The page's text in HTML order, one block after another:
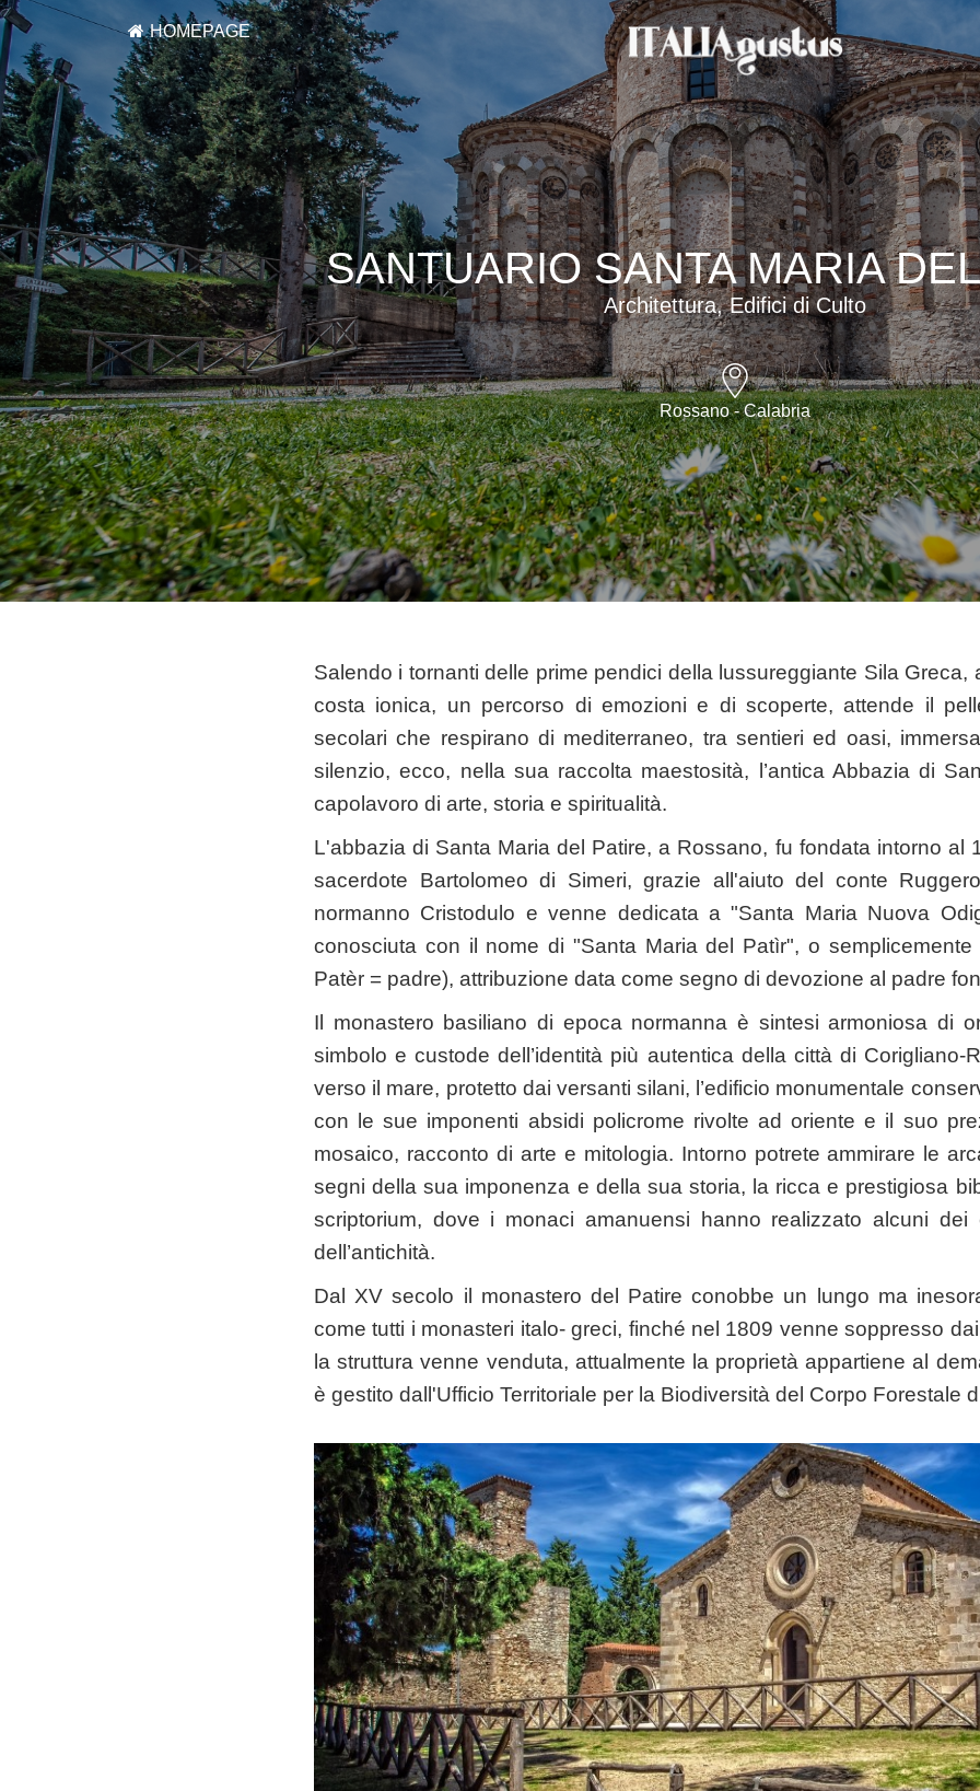
HOMEPAGE
SANTUARIO SANTA MARIA
Architettura, Edifici di Culto
Rossano - Calabria
Salendo i tornanti delle prime pendici della lussureggiante Sila Greca,
costa ionica, un percorso di emozioni e di scoperte, attende il
secolari che respirano di mediterraneo, tra sentieri ed oasi,
silenzio, ecco, nella sua raccolta maestosità, l’antica Abbazia di
capolavoro di arte, storia e spiritualità.
L'abbazia di Santa Maria del Patire, a Rossano, fu fondata intorno al
sacerdote Bartolomeo di Simeri, grazie all'aiuto del conte
normanno Cristodulo e venne dedicata a "Santa Maria Nuova
conosciuta con il nome di "Santa Maria del Patìr", o semplicemente
Patèr = padre), attribuzione data come segno di devozione al padre
Il monastero basiliano di epoca normanna è sintesi armoniosa di
simbolo e custode dell’identità più autentica della città di Corigliano-
verso il mare, protetto dai versanti silani, l’edificio monumentale
con le sue imponenti absidi policrome rivolte ad oriente e il suo
mosaico, racconto di arte e mitologia. Intorno potrete ammirare le
segni della sua imponenza e della sua storia, la ricca e prestigiosa
scriptorium, dove i monaci amanuensi hanno realizzato alcuni dei
dell’antichità.
Dal XV secolo il monastero del Patire conobbe un lungo ma
come tutti i monasteri italo- greci, finché nel 1809 venne soppresso
la struttura venne venduta, attualmente la proprietà appartiene al
è gestito dall'Ufficio Territoriale per la Biodiversità del Corpo Forestale